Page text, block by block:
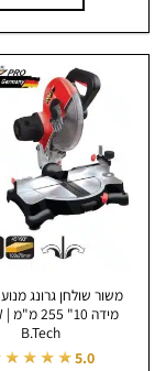
משור שולחן גרונג מנוע עוצמתי
מידה 10" 255 מ"מ 1600W |
★★★★★